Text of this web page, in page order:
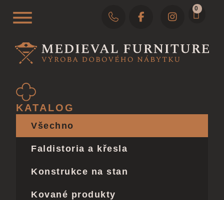
0
KATALOG
Všechno
Faldistoria a křesla
Konstrukce na stan
Kované produkty